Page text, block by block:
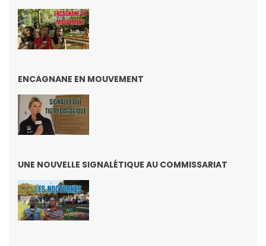
ENCAGNANE EN MOUVEMENT
UNE NOUVELLE SIGNALÉTIQUE AU COMMISSARIAT